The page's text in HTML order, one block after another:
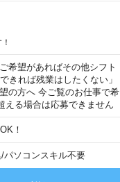
希望があればその他シフト
れば残業はしたくない」
の方へ 今ご覧のお仕事で希
える場合は応募できません
！
/パソコンスキル不要